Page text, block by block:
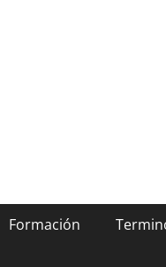
Formación